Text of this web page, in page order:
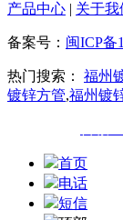
产品中心 | 关于我
备案号： 闽ICP备
热门搜索： 福州
镀锌方管,福州镀
首页
电话
短信